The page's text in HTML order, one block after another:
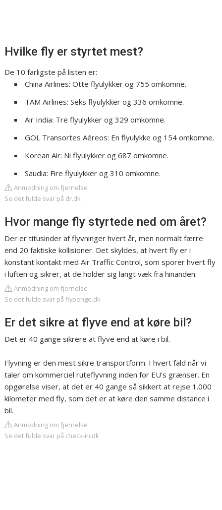
Hvilke fly er styrtet mest?
De 10 farligste på listen er:
China Airlines: Otte flyulykker og 755 omkomne.
TAM Airlines: Seks flyulykker og 336 omkomne.
Air India: Tre flyulykker og 329 omkomne.
GOL Transortes Aéreos: En flyulykke og 154 omkomne.
Korean Air: Ni flyulykker og 687 omkomne.
Saudia: Fire flyulykker og 310 omkomne.
Anmodning om fjernelse
Se det fulde svar på dr.dk
Hvor mange fly styrtede ned om året?
Der er titusinder af flyvninger hvert år, men normalt færre
end 20 faktiske kollisioner. Det skyldes, at hvert fly er i
konstant kontakt med Air Traffic Control, som sporer hvert fly
i luften og sikrer, at de holder sig langt væk fra hinanden.
Anmodning om fjernelse
Se det fulde svar på flypenge.dk
Er det sikre at flyve end at køre bil?
Det er 40 gange sikrere at flyve end at køre i bil.
Flyvning er den mest sikre transportform. I hvert fald når vi
taler om kommerciel ruteflyvning inden for EU's grænser. En
opgørelse viser, at det er 40 gange så sikkert at rejse 1.000
kilometer med fly, som det er at køre den samme distance i
bil.
Anmodning om fjernelse
Se det fulde svar på check-in.dk